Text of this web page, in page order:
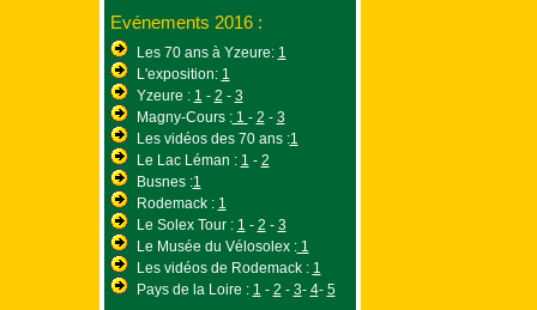
Evénements 2016 :
Les 70 ans à Yzeure: 1
L'exposition: 1
Yzeure : 1 - 2 - 3
Magny-Cours :1 - 2 - 3
Les vidéos des 70 ans :1
Le Lac Léman : 1 - 2
Busnes :1
Rodemack : 1
Le Solex Tour : 1 - 2 - 3
Le Musée du Vélosolex :1
Les vidéos de Rodemack : 1
Pays de la Loire : 1 - 2 - 3- 4- 5